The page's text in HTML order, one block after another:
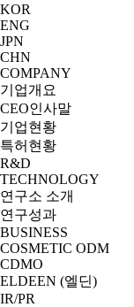
KOR
ENG
JPN
CHN
COMPANY
기업개요
CEO인사말
기업현황
특허현황
R&D
TECHNOLOGY
연구소 소개
연구성과
BUSINESS
COSMETIC ODM
CDMO
ELDEEN (엘딘)
IR/PR